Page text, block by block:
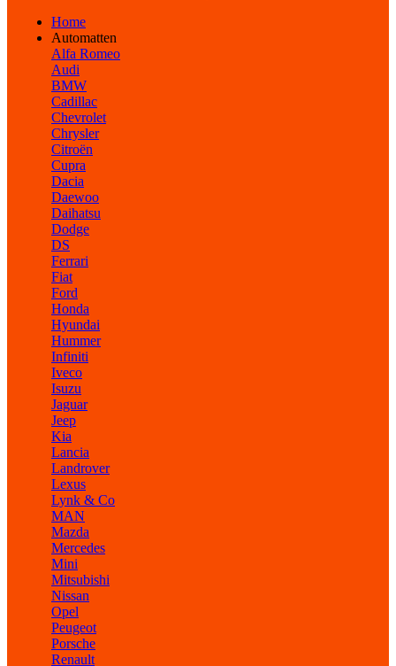
Home
Automatten
Alfa Romeo
Audi
BMW
Cadillac
Chevrolet
Chrysler
Citroën
Cupra
Dacia
Daewoo
Daihatsu
Dodge
DS
Ferrari
Fiat
Ford
Honda
Hyundai
Hummer
Infiniti
Iveco
Isuzu
Jaguar
Jeep
Kia
Lancia
Landrover
Lexus
Lynk & Co
MAN
Mazda
Mercedes
Mini
Mitsubishi
Nissan
Opel
Peugeot
Porsche
Renault